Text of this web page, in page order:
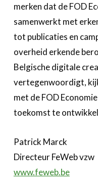
merken dat de FOD
samenwerkt met
tot publicaties en
overheid erkende
Belgische digitale
vertegenwoordigt,
met de FOD
toekomst te
Patrick Marck
Directeur FeWeb vzw
www.feweb.be